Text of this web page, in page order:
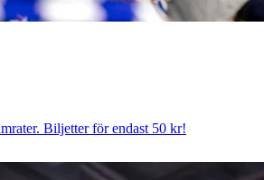
Biljetter för endast 50 kr!